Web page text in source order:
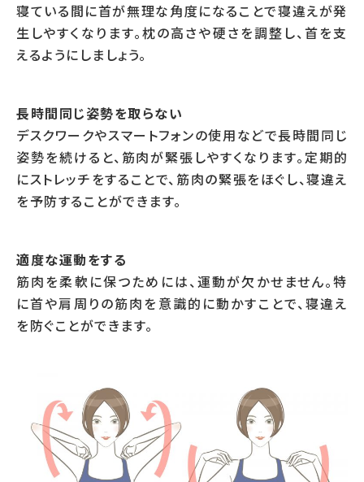
寝ている間に首が無理な角度になることで寝違えが発
生しやすくなります。枕の高さや硬さを調整し、首を支
えるようにしましょう。
長時間同じ姿勢を取らない
デスクワークやスマートフォンの使用などで長時間同じ
姿勢を続けると、筋肉が緊張しやすくなります。定期的
にストレッチをすることで、筋肉の緊張をほぐし、寝違え
を予防することができます。
適度な運動をする
筋肉を柔軟に保つためには、運動が欠かせません。特
に首や肩周りの筋肉を意識的に動かすことで、寝違え
を防ぐことができます。